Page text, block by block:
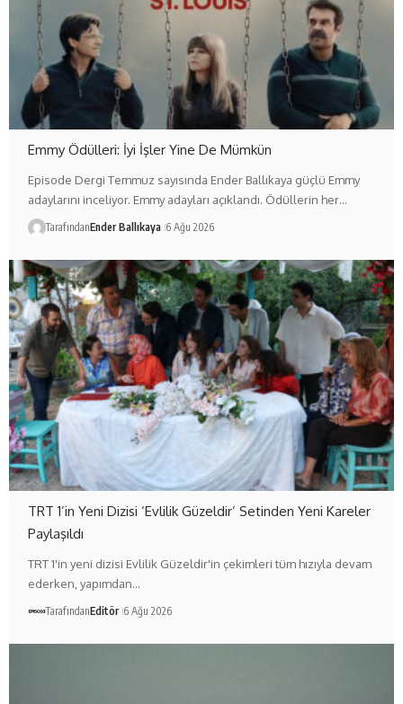
Emmy Ödülleri: İyi İşler Yine De Mümkün
Episode Dergi Temmuz sayısında Ender Ballıkaya güçlü Emmy
adaylarını inceliyor. Emmy adayları açıklandı. Ödüllerin her…
TarafındanEnder Ballıkaya 6 Ağu 2026
TRT 1’in Yeni Dizisi ‘Evlilik Güzeldir’ Setinden Yeni Kareler
Paylaşıldı
TRT 1'in yeni dizisi Evlilik Güzeldir'in çekimleri tüm hızıyla devam
ederken, yapımdan…
TarafındanEditör 6 Ağu 2026